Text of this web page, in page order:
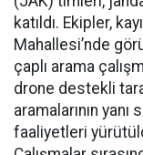
katıldı. Ekipler,
Mahallesi’nde
çaplı arama
drone destekli
aramalarının
faaliyetleri